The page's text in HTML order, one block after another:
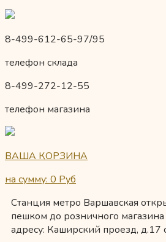
8-499-612-65-97/95
телефон склада
8-499-272-12-55
телефон магазина
ВАША КОРЗИНА
на сумму: 0 Руб
Станция метро Варшавская
пешком до розничного магазина
адресу: Каширский проезд, д.17